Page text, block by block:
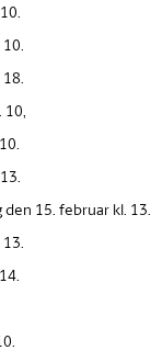
10,
15. februar kl. 13.